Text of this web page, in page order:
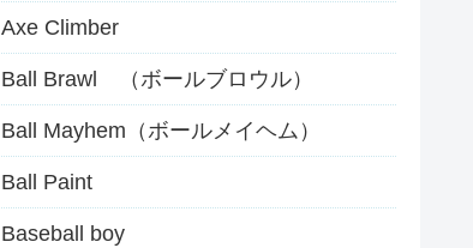
Axe Climber
Ball Brawl （ボールブロウル）
Ball Mayhem（ボールメイヘム）
Ball Paint
Baseball boy